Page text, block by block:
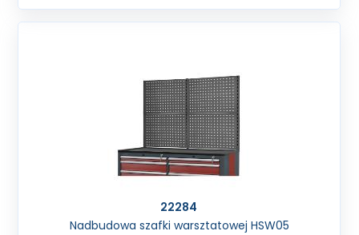
22284
Nadbudowa szafki warsztatowej HSW05